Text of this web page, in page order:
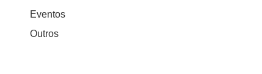
Eventos
Outros